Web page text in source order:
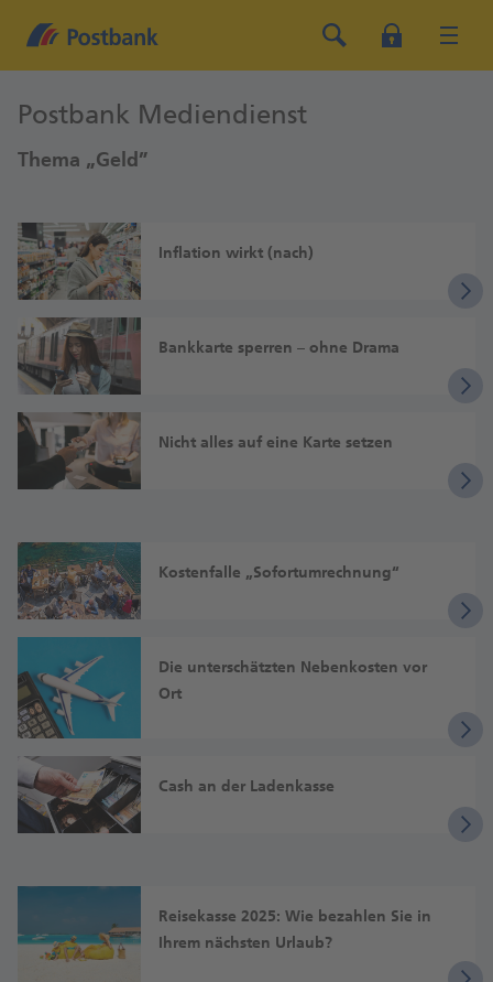
Postbank Mediendienst
Thema „Geld”
Inflation wirkt (nach)
Bankkarte sperren – ohne Drama
Nicht alles auf eine Karte setzen
Kostenfalle „Sofort­umrechnung“
Die unter­schätzten Neben­kosten vor
Ort
Cash an der Laden­kasse
Reisekasse 2025: Wie bezahlen Sie in
Ihrem nächsten Urlaub?